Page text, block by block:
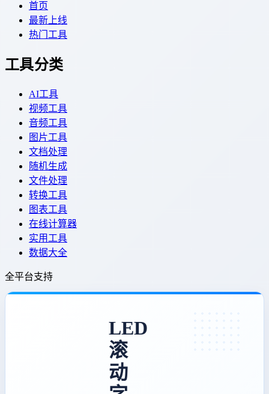
首页
最新上线
热门工具
工具分类
AI工具
视频工具
音频工具
图片工具
文档处理
随机生成
文件处理
转换工具
图表工具
在线计算器
实用工具
数据大全
全平台支持
LED
滚
动